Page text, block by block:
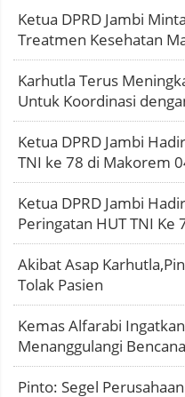
Ketua DPRD Jambi
Treatmen Kesehatan
Karhutla Terus
Untuk Koordinasi
Ketua DPRD Jambi
TNI ke 78 di Makorem
Ketua DPRD Jambi
Peringatan HUT TNI
Akibat Asap
Tolak Pasien
Kemas Alfarabi
Menanggulangi
Pinto: Segel